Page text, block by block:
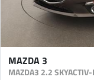
MAZDA 3